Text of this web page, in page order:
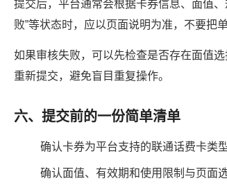
提交后，平台通常会根据卡券信息、面值
败”等状态时，应以页面说明为准，不要把
如果审核失败，可以先检查是否存在面值
重新提交，避免盲目重复操作。
六、提交前的一份简单清单
确认卡券为平台支持的联通话费卡类型
确认面值、有效期和使用限制与页面